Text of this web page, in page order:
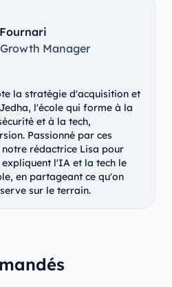
Growth Manager
la stratégie d'acquisition et
l'école qui forme à la
et à la tech,
Passionné par ces
rédactrice Lisa pour
l'IA et la tech le
en partageant ce qu'on
sur le terrain.